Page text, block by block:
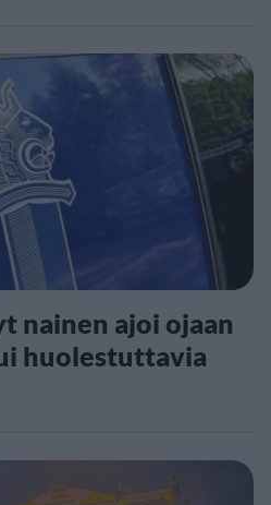
nainen ajoi ojaan
huolestuttavia